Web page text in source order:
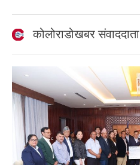
कोलोराडोखबर संवाददाता